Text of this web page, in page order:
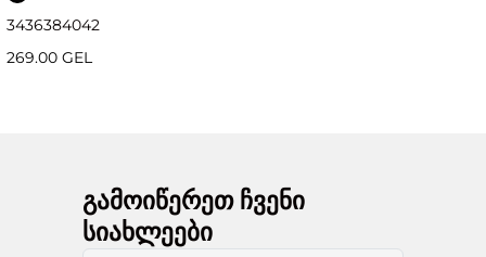
3436384042
269.00 GEL
გამოიწერეთ ჩვენი
სიახლეები